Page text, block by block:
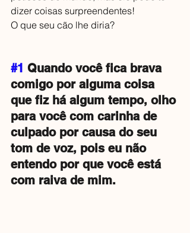
dizer coisas surpreendentes!
O que seu cão lhe diria?
#1 Quando você fica brava
comigo por alguma coisa
que fiz há algum tempo, olho
para você com carinha de
culpado por causa do seu
tom de voz, pois eu não
entendo por que você está
com raiva de mim.